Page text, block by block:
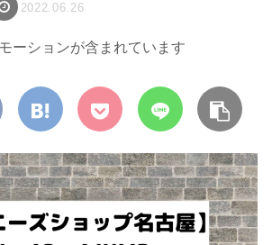
2022.06.26
ーションが含まれています